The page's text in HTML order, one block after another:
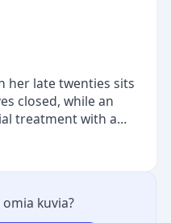
her late twenties sits
closed, while an
treatment with a
The scene is lit by
creating soft
wooden stool
kuvia?